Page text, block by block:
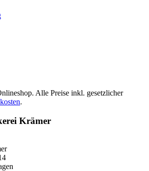
Alle Preise inkl. gesetzlicher
.
Krämer